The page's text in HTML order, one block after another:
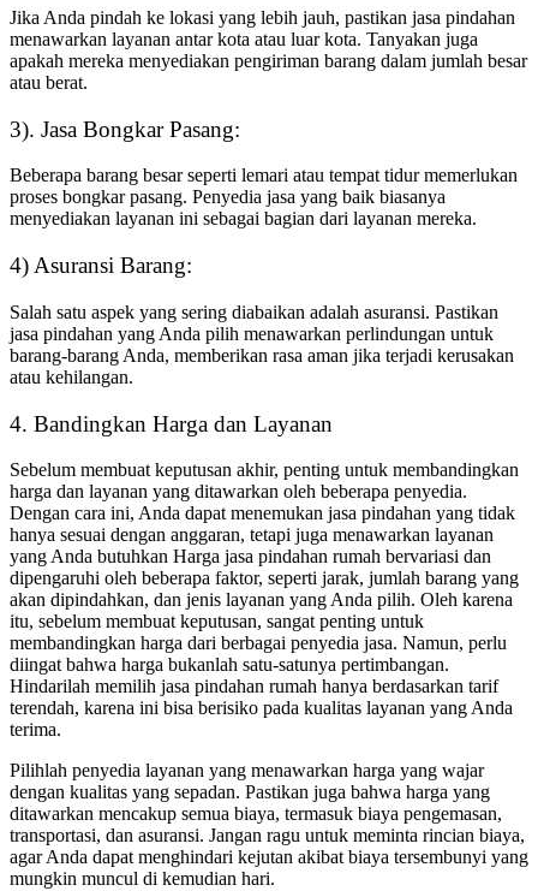
Jika Anda pindah ke lokasi yang lebih jauh, pastikan jasa pindahan
menawarkan layanan antar kota atau luar kota. Tanyakan juga
apakah mereka menyediakan pengiriman barang dalam jumlah besar
atau berat.
3). Jasa Bongkar Pasang:
Beberapa barang besar seperti lemari atau tempat tidur memerlukan
proses bongkar pasang. Penyedia jasa yang baik biasanya
menyediakan layanan ini sebagai bagian dari layanan mereka.
4) Asuransi Barang:
Salah satu aspek yang sering diabaikan adalah asuransi. Pastikan
jasa pindahan yang Anda pilih menawarkan perlindungan untuk
barang-barang Anda, memberikan rasa aman jika terjadi kerusakan
atau kehilangan.
4. Bandingkan Harga dan Layanan
Sebelum membuat keputusan akhir, penting untuk membandingkan
harga dan layanan yang ditawarkan oleh beberapa penyedia.
Dengan cara ini, Anda dapat menemukan jasa pindahan yang tidak
hanya sesuai dengan anggaran, tetapi juga menawarkan layanan
yang Anda butuhkan Harga jasa pindahan rumah bervariasi dan
dipengaruhi oleh beberapa faktor, seperti jarak, jumlah barang yang
akan dipindahkan, dan jenis layanan yang Anda pilih. Oleh karena
itu, sebelum membuat keputusan, sangat penting untuk
membandingkan harga dari berbagai penyedia jasa. Namun, perlu
diingat bahwa harga bukanlah satu-satunya pertimbangan.
Hindarilah memilih jasa pindahan rumah hanya berdasarkan tarif
terendah, karena ini bisa berisiko pada kualitas layanan yang Anda
terima.
Pilihlah penyedia layanan yang menawarkan harga yang wajar
dengan kualitas yang sepadan. Pastikan juga bahwa harga yang
ditawarkan mencakup semua biaya, termasuk biaya pengemasan,
transportasi, dan asuransi. Jangan ragu untuk meminta rincian biaya,
agar Anda dapat menghindari kejutan akibat biaya tersembunyi yang
mungkin muncul di kemudian hari.